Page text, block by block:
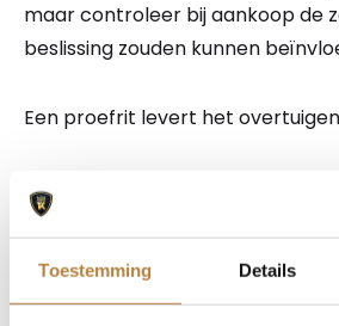
Toestemming Details
maar controleer bij aankoop de
beslissing zouden kunnen
Een proefrit levert het